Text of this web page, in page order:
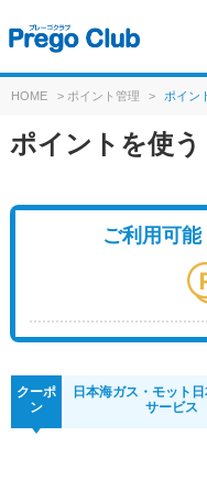
HOME > ポイント管理 > ポイン
ポイントを使う
ご利用可
クーポ
ン
日本海ガス・モット
サービス